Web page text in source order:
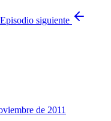
Episodio siguiente
de 2011